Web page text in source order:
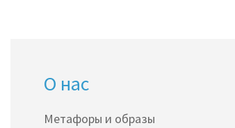
О нас
Метафоры и образы